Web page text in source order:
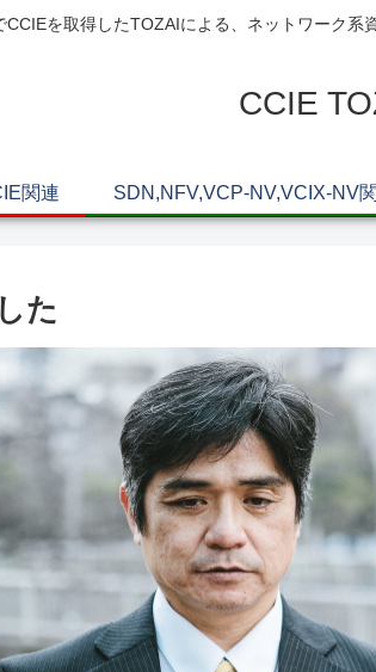
CCIEを取得したTOZAIによる、ネットワーク系
CCIE
関連 SDN,NFV,VCP-NV,VCIX-NV
た